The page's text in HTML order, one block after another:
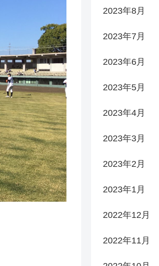
2023年8月
2023年7月
2023年6月
2023年5月
2023年4月
2023年3月
2023年2月
2023年1月
2022年12月
2022年11月